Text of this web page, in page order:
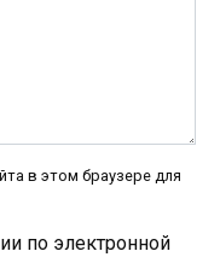
в этом браузере для
по электронной